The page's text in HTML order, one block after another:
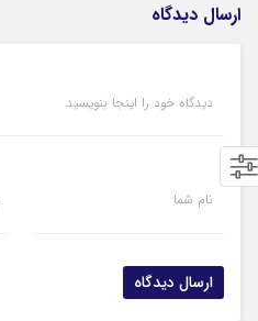
ارسال دیدگاه
دیدگاه خود را اینجا بنویسید
نام شما